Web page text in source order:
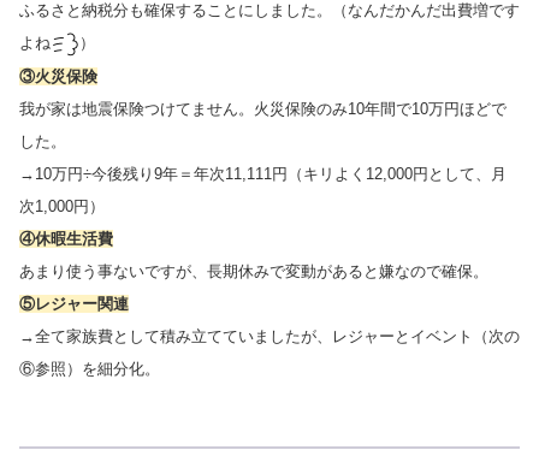
ふるさと納税分も確保することにしました。（なんだかんだ出費増です
よね
）
③火災保険
我が家は地震保険つけてません。火災保険のみ10年間で10万円ほどで
した。
→10万円÷今後残り9年＝年次11,111円（キリよく12,000円として、月
次1,000円）
④休暇生活費
あまり使う事ないですが、長期休みで変動があると嫌なので確保。
⑤レジャー関連
→全て家族費として積み立てていましたが、レジャーとイベント（次の
⑥参照）を細分化。